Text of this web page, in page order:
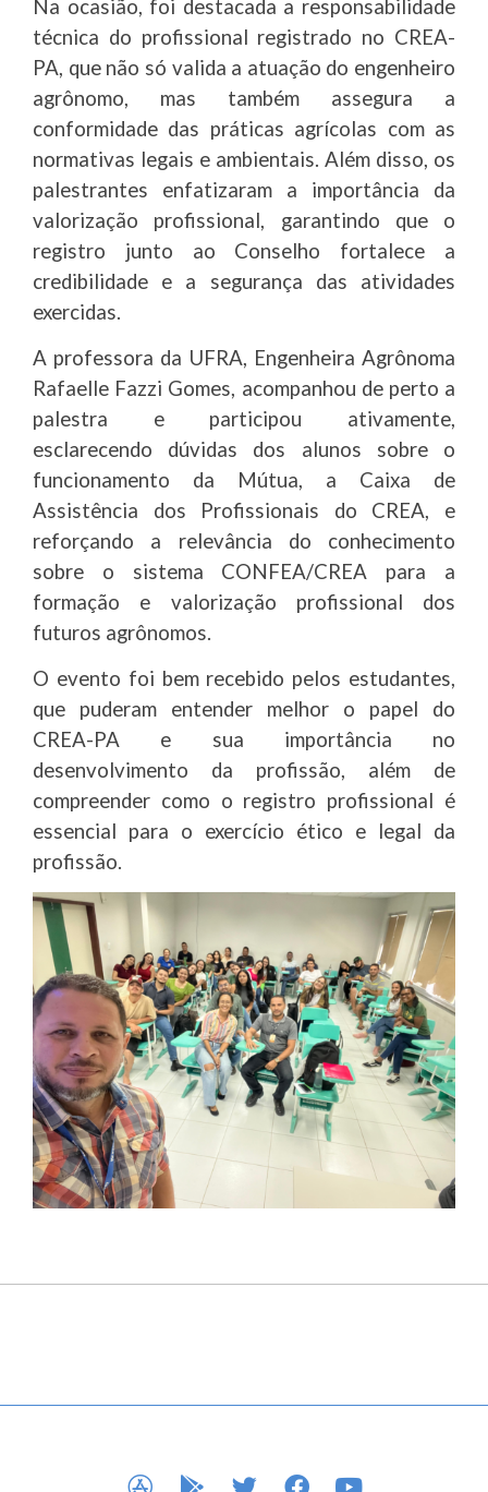
Na ocasião, foi destacada a responsabilidade
técnica do profissional registrado no CREA-
PA, que não só valida a atuação do engenheiro
agrônomo, mas também assegura a
conformidade das práticas agrícolas com as
normativas legais e ambientais. Além disso, os
palestrantes enfatizaram a importância da
valorização profissional, garantindo que o
registro junto ao Conselho fortalece a
credibilidade e a segurança das atividades
exercidas.
A professora da UFRA, Engenheira Agrônoma
Rafaelle Fazzi Gomes, acompanhou de perto a
palestra e participou ativamente,
esclarecendo dúvidas dos alunos sobre o
funcionamento da Mútua, a Caixa de
Assistência dos Profissionais do CREA, e
reforçando a relevância do conhecimento
sobre o sistema CONFEA/CREA para a
formação e valorização profissional dos
futuros agrônomos.
O evento foi bem recebido pelos estudantes,
que puderam entender melhor o papel do
CREA-PA e sua importância no
desenvolvimento da profissão, além de
compreender como o registro profissional é
essencial para o exercício ético e legal da
profissão.
APP STOREGOOGLE PLAY
TWITTERFACEBOOK